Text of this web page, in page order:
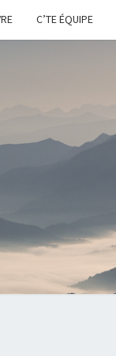
C’TE ÉQUIPE